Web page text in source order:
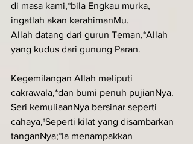
di masa kami,*bila Engkau murka,
ingatlah akan kerahimanMu.
Allah datang dari gurun Teman,*Allah
yang kudus dari gunung Paran.
Kegemilangan Allah meliputi
cakrawala,*dan bumi penuh pujianNya.
Seri kemuliaanNya bersinar seperti
cahaya,†Seperti kilat yang disambarkan
tanganNya;*Ia menampakkan